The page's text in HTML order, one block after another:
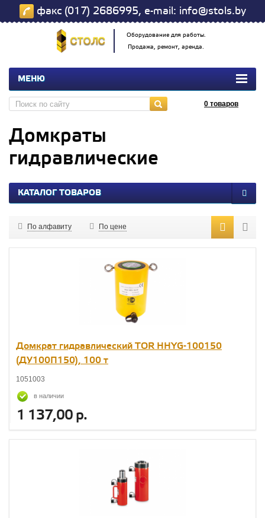
факс (017) 2686995, e-mail: info@stols.by
Оборудование для работы.
Продажа, ремонт, аренда.
МЕНЮ
0 товаров
Домкраты
гидравлические
КАТАЛОГ ТОВАРОВ
По алфавиту По цене
Домкрат гидравлический TOR HHYG-100150
(ДУ100П150), 100 т
1051003
в наличии
1 137,00 р.